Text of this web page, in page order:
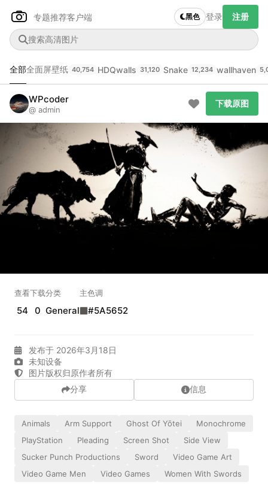
专题推荐客户端 黑色 登录 注册
全部全面屏壁纸 40,754 HDQwalls 31,120 Snake 12,234 wallhaven
WPcoder
@ admin
下载原图
查看
54
下载
0
分类
General
主色调
#5A5652
发布于 2026年3月18日
未知设备
图片版权归原作者所有
分享 信息
Animals Arm Support Ghost Of Yōtei
Monochrome
PlayStation
Pleading Screen Shot
Side View
Sucker Punch Productions
Sword
Video Game Art
Video Game Men
Video Games Women With Swords
@author
下载原图
下载 分类 主色调
--
发布
未知设备
在主题许可下可免费使用
弹幕会在下方多行滚动展示；匿名发送有数量和频率限制。
加载弹幕...